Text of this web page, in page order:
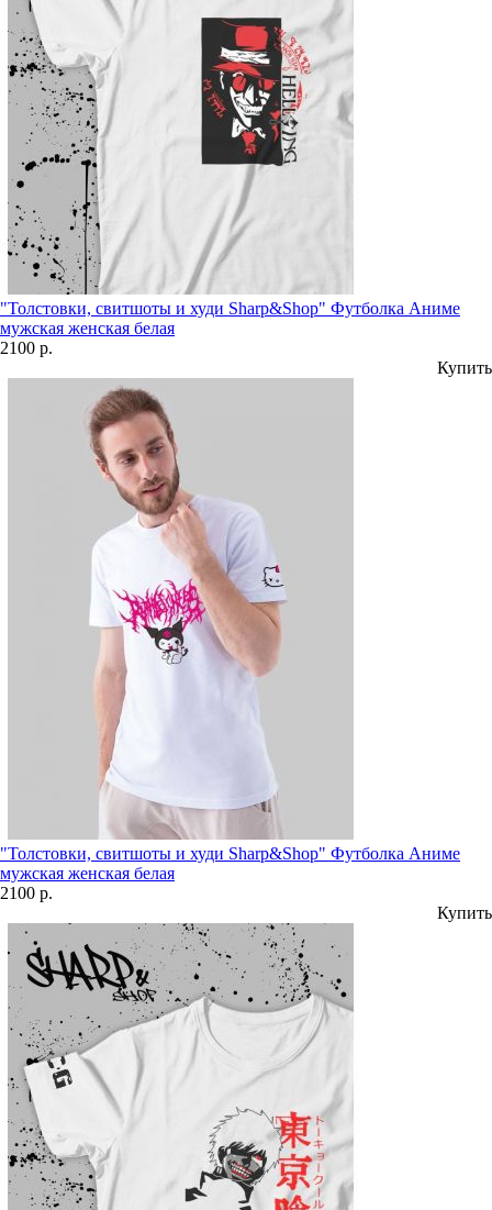
"Толстовки, свитшоты и худи Sharp&Shop" Футболка Аниме
мужская женская белая
2100 р.
Купить
"Толстовки, свитшоты и худи Sharp&Shop" Футболка Аниме
мужская женская белая
2100 р.
Купить